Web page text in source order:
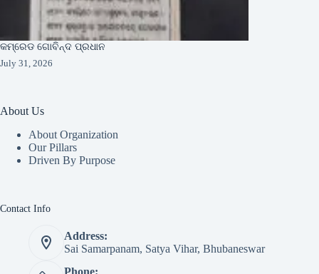
କମ୍ରେଡ ଗୋବିନ୍ଦ ପ୍ରଧାନ
July 31, 2026
About Us
About Organization
Our Pillars
Driven By Purpose​
Contact Info
Address:
Sai Samarpanam, Satya Vihar, Bhubaneswar
Phone: